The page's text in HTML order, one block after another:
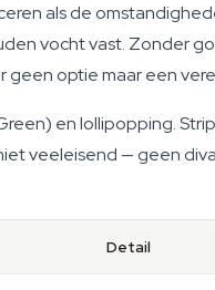
als de
vocht vast. Zonder
geen optie maar een
en lollipopping.
veeleisend — geen
Detail